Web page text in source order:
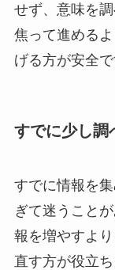
せず、意味を
焦って進める
げる方が安全で
すでに少し調
すでに情報を
ぎて迷うこと
報を増やすよ
直す方が役立ち